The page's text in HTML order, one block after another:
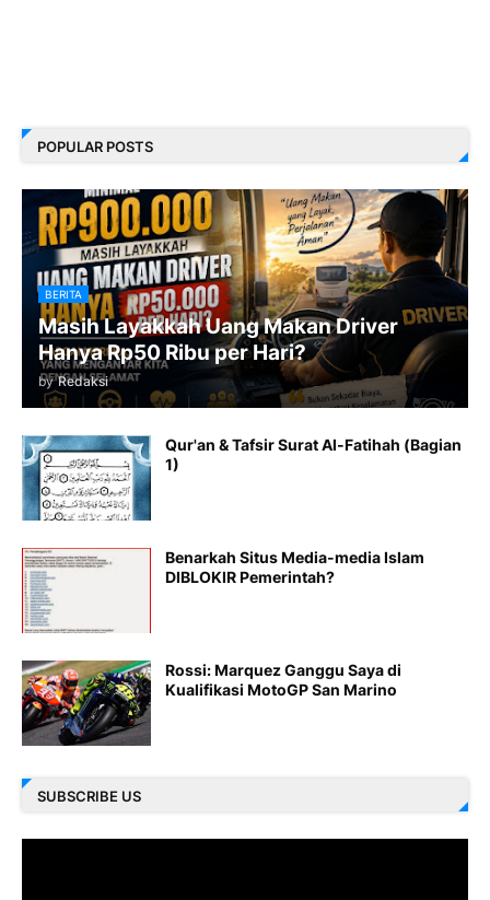
POPULAR POSTS
BERITA
Masih Layakkah Uang Makan Driver
Hanya Rp50 Ribu per Hari?
by Redaksi
Qur'an & Tafsir Surat Al-Fatihah (Bagian
1)
Benarkah Situs Media-media Islam
DIBLOKIR Pemerintah?
Rossi: Marquez Ganggu Saya di
Kualifikasi MotoGP San Marino
SUBSCRIBE US